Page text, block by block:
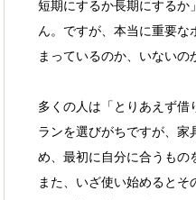
短期にするか長期にするか
ん。ですが、本当に重要な
まっているのか、いないの
多くの人は「とりあえず借
ランを選びがちですが、家
め、最初に自分に合うもの
また、いざ使い始めるとそ